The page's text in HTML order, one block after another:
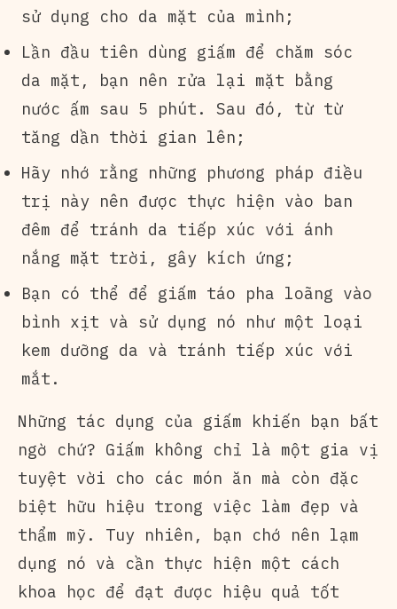
sử dụng cho da mặt của mình;
Lần đầu tiên dùng giấm để chăm sóc
da mặt, bạn nên rửa lại mặt bằng
nước ấm sau 5 phút. Sau đó, từ từ
tăng dần thời gian lên;
Hãy nhớ rằng những phương pháp điều
trị này nên được thực hiện vào ban
đêm để tránh da tiếp xúc với ánh
nắng mặt trời, gây kích ứng;
Bạn có thể để giấm táo pha loãng vào
bình xịt và sử dụng nó như một loại
kem dưỡng da và tránh tiếp xúc với
mắt.
Những tác dụng của giấm khiến bạn bất
ngờ chứ? Giấm không chỉ là một gia vị
tuyệt vời cho các món ăn mà còn đặc
biệt hữu hiệu trong việc làm đẹp và
thẩm mỹ. Tuy nhiên, bạn chớ nên lạm
dụng nó và cần thực hiện một cách
khoa học để đạt được hiệu quả tốt